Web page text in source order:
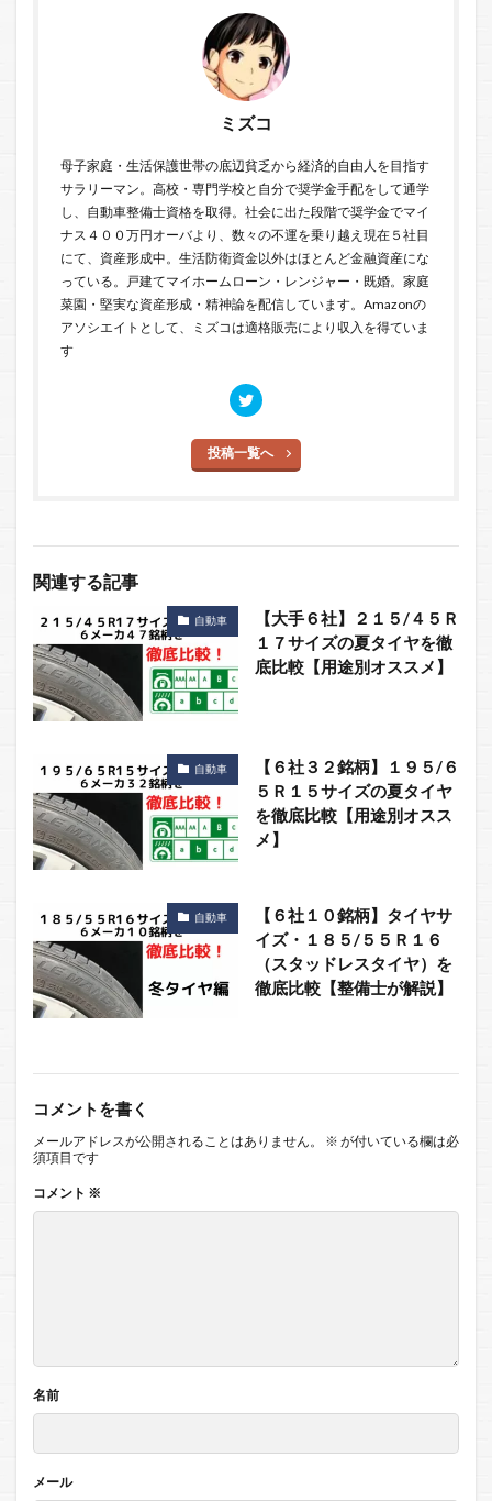
ミズコ
母子家庭・生活保護世帯の底辺貧乏から経済的自由人を目指す
サラリーマン。高校・専門学校と自分で奨学金手配をして通学
し、自動車整備士資格を取得。社会に出た段階で奨学金でマイ
ナス４００万円オーバより、数々の不運を乗り越え現在５社目
にて、資産形成中。生活防衛資金以外はほとんど金融資産にな
っている。戸建てマイホームローン・レンジャー・既婚。家庭
菜園・堅実な資産形成・精神論を配信しています。Amazonの
アソシエイトとして、ミズコは適格販売により収入を得ていま
す
投稿一覧へ
関連する記事
自動車
【大手６社】２１５/４５Ｒ
１７サイズの夏タイヤを徹
底比較【用途別オススメ】
自動車
【６社３２銘柄】１９５/６
５Ｒ１５サイズの夏タイヤ
を徹底比較【用途別オスス
メ】
自動車
【６社１０銘柄】タイヤサ
イズ・１８５/５５Ｒ１６
（スタッドレスタイヤ）を
徹底比較【整備士が解説】
コメントを書く
メールアドレスが公開されることはありません。 ※ が付いている欄は必
須項目です
コメント ※
名前
メール